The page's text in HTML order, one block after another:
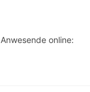
Anwesende online: